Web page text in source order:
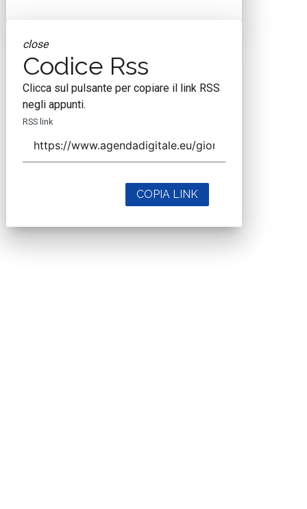
close
Codice Rss
Clicca sul pulsante per copiare il link RSS
negli appunti.
RSS link
COPIA LINK